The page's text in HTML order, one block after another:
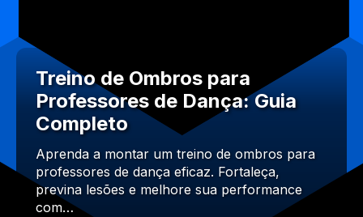
Treino de Ombros para
Professores de Dança: Guia
Completo
Aprenda a montar um treino de ombros para
professores de dança eficaz. Fortaleça,
previna lesões e melhore sua performance
com…